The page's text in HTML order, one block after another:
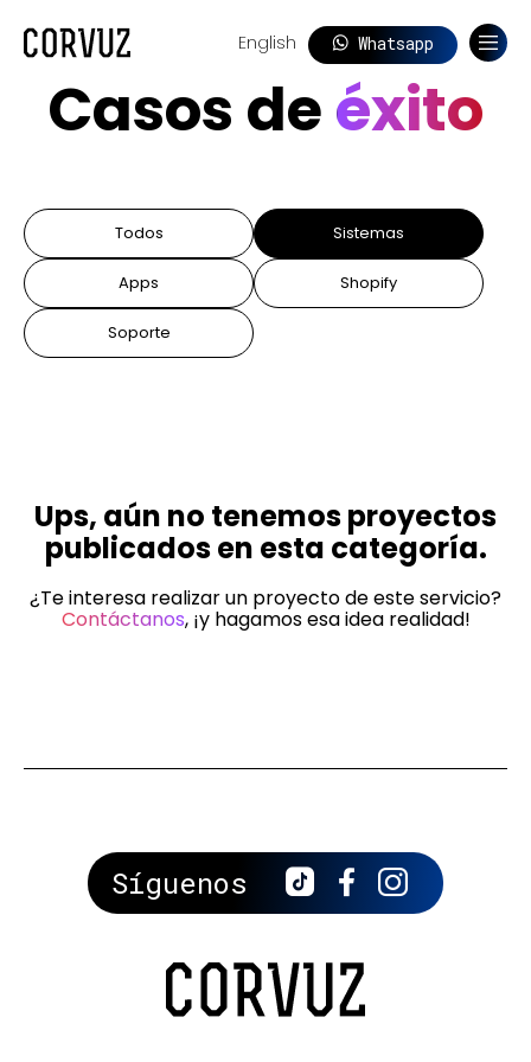
English Whatsapp
Casos deéxito
Todos Sistemas
Apps Shopify
Soporte
Ups, aún no tenemos proyectos
publicados en esta categoría.
¿Te interesa realizar un proyecto de este servicio?
Contáctanos, ¡y hagamos esa idea realidad!
Síguenos